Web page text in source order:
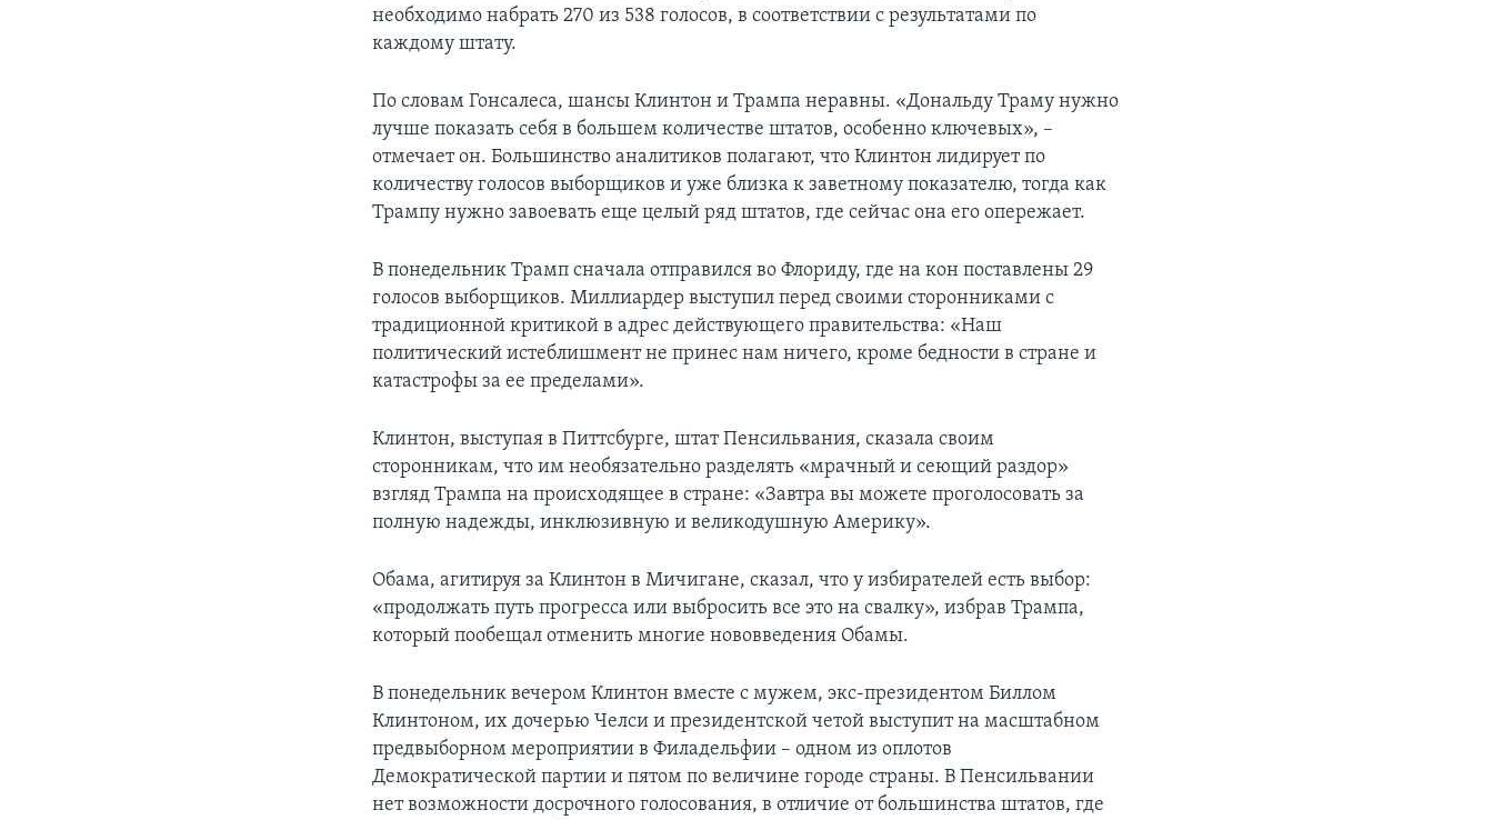
необходимо набрать 270 из 538 голосов, в соответствии с результатами по
каждому штату.
По словам Гонсалеса, шансы Клинтон и Трампа неравны. «Дональду Траму нужно
лучше показать себя в большем количестве штатов, особенно ключевых», –
отмечает он. Большинство аналитиков полагают, что Клинтон лидирует по
количеству голосов выборщиков и уже близка к заветному показателю, тогда как
Трампу нужно завоевать еще целый ряд штатов, где сейчас она его опережает.
В понедельник Трамп сначала отправился во Флориду, где на кон поставлены 29
голосов выборщиков. Миллиардер выступил перед своими сторонниками с
традиционной критикой в адрес действующего правительства: «Наш
политический истеблишмент не принес нам ничего, кроме бедности в стране и
катастрофы за ее пределами».
Клинтон, выступая в Питтсбурге, штат Пенсильвания, сказала своим
сторонникам, что им необязательно разделять «мрачный и сеющий раздор»
взгляд Трампа на происходящее в стране: «Завтра вы можете проголосовать за
полную надежды, инклюзивную и великодушную Америку».
Обама, агитируя за Клинтон в Мичигане, сказал, что у избирателей есть выбор:
«продолжать путь прогресса или выбросить все это на свалку», избрав Трампа,
который пообещал отменить многие нововведения Обамы.
В понедельник вечером Клинтон вместе с мужем, экс-президентом Биллом
Клинтоном, их дочерью Челси и президентской четой выступит на масштабном
предвыборном мероприятии в Филадельфии – одном из оплотов
Демократической партии и пятом по величине городе страны. В Пенсильвании
нет возможности досрочного голосования, в отличие от большинства штатов, где